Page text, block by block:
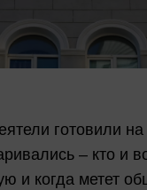
готовили на
– кто и
и когда метет